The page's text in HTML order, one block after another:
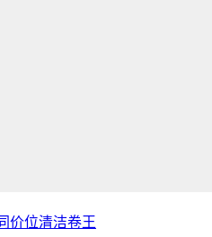
价位清洁卷王